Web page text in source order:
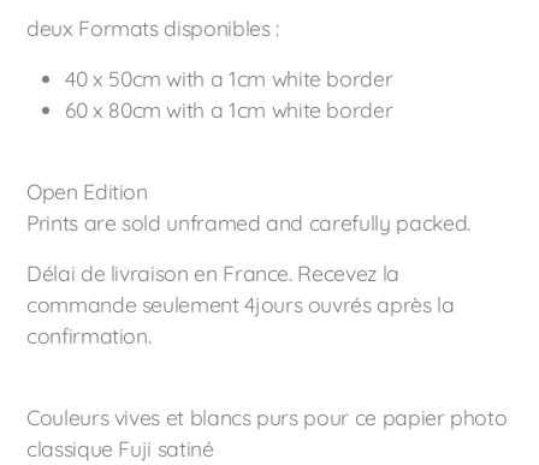
deux Formats disponibles :
40 x 50cm with a 1cm white border
60 x 80cm with a 1cm white border
Open Edition
Prints are sold unframed and carefully packed.
Délai de livraison en France. Recevez la
commande seulement 4jours ouvrés après la
confirmation.
Couleurs vives et blancs purs pour ce papier photo
classique Fuji satiné